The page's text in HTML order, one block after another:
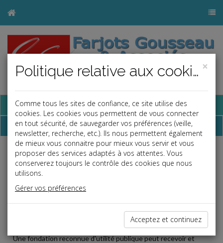
Base documentaire
Dépêches
Liste des dernières dépêches
Fiscal TPE
TRANSMISSION DE TITRES À UNE FONDATION RECONNUE
Une fondation reconnue d'utilité publique peut recevoir et
×
Politique relative aux cookies
Comme tous les sites de confiance, ce site utilise des
cookies. Les cookies vous permettent de vous connecter
en tout sécurité, de sauvegarder vos préférences (veille,
newsletter, recherche, etc.). Ils nous permettent également
de mieux vous connaitre pour mieux vous servir et vous
proposer des services adaptés à vos attentes. Vous
conserverez toujours le contrôle des cookies que nous
utilisons.
Gérer vos préférences
Acceptez et continuez